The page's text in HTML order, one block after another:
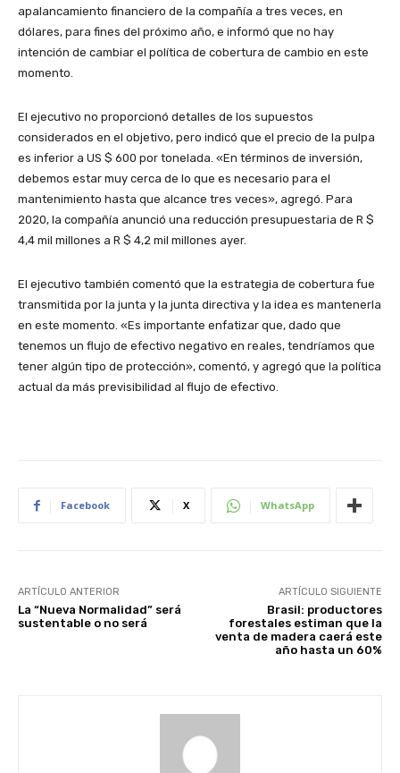
apalancamiento financiero de la compañía a tres veces, en
dólares, para fines del próximo año, e informó que no hay
intención de cambiar el política de cobertura de cambio en este
momento.
El ejecutivo no proporcionó detalles de los supuestos
considerados en el objetivo, pero indicó que el precio de la pulpa
es inferior a US $ 600 por tonelada. «En términos de inversión,
debemos estar muy cerca de lo que es necesario para el
mantenimiento hasta que alcance tres veces», agregó. Para
2020, la compañía anunció una reducción presupuestaria de R $
4,4 mil millones a R $ 4,2 mil millones ayer.
El ejecutivo también comentó que la estrategia de cobertura fue
transmitida por la junta y la junta directiva y la idea es mantenerla
en este momento. «Es importante enfatizar que, dado que
tenemos un flujo de efectivo negativo en reales, tendríamos que
tener algún tipo de protección», comentó, y agregó que la política
actual da más previsibilidad al flujo de efectivo.
Facebook X WhatsApp
ARTÍCULO ANTERIOR
La “Nueva Normalidad” será
sustentable o no será
ARTÍCULO SIGUIENTE
Brasil: productores
forestales estiman que la
venta de madera caerá este
año hasta un 60%